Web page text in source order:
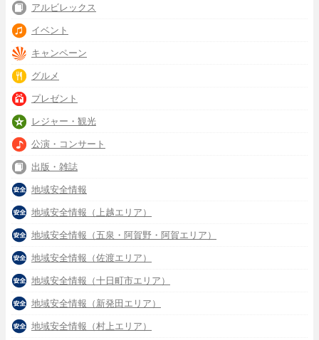
アルビレックス
イベント
キャンペーン
グルメ
プレゼント
レジャー・観光
公演・コンサート
出版・雑誌
地域安全情報
地域安全情報（上越エリア）
地域安全情報（五泉・阿賀野・阿賀エリア）
地域安全情報（佐渡エリア）
地域安全情報（十日町市エリア）
地域安全情報（新発田エリア）
地域安全情報（村上エリア）